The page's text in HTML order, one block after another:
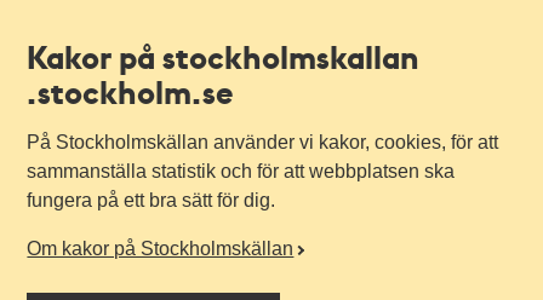
Kakor på stockholmskallan
.stockholm.se
På Stockholmskällan använder vi kakor, cookies, för att
sammanställa statistik och för att webbplatsen ska
fungera på ett bra sätt för dig.
Om kakor på Stockholmskällan